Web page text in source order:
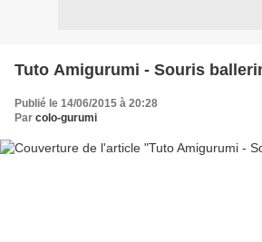
Tuto Amigurumi - Souris
Publié le 14/06/2015 à 20:28
Par colo-gurumi